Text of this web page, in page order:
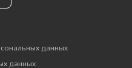
данных
данных